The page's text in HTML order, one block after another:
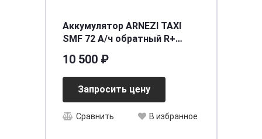
Аккумулятор ARNEZI TAXI
SMF 72 А/ч обратный R+
10 500 ₽
Запросить цену
Сравнить В избранное